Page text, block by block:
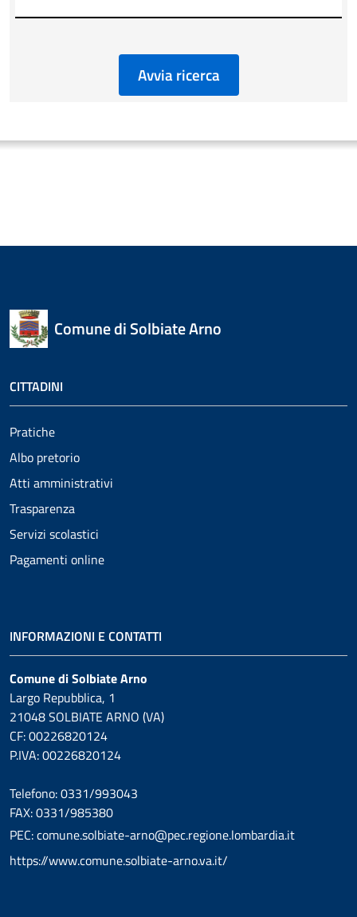
Avvia ricerca
Comune di Solbiate Arno
CITTADINI
Pratiche
Albo pretorio
Atti amministrativi
Trasparenza
Servizi scolastici
Pagamenti online
INFORMAZIONI E CONTATTI
Comune di Solbiate Arno
Largo Repubblica, 1
21048 SOLBIATE ARNO (VA)
CF: 00226820124
P.IVA: 00226820124
Telefono: 0331/993043
FAX: 0331/985380
PEC: comune.solbiate-arno@pec.regione.lombardia.it
https://www.comune.solbiate-arno.va.it/